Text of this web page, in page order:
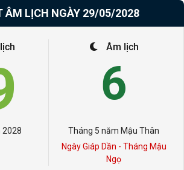
ÂM LỊCH NGÀY 29/05/2028
2028
Âm lịch
6
Tháng 5 năm Mậu Thân
Ngày Giáp Dần - Tháng Mậu
Ngọ